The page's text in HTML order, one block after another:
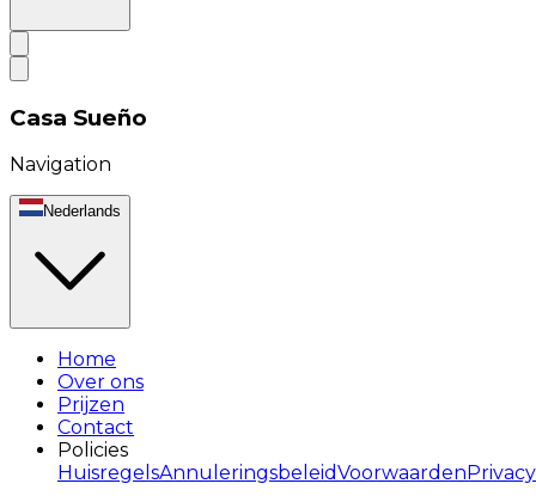
Casa Sueño
Navigation
Nederlands
Home
Over ons
Prijzen
Contact
Policies
HuisregelsAnnuleringsbeleidVoorwaarden Privacy